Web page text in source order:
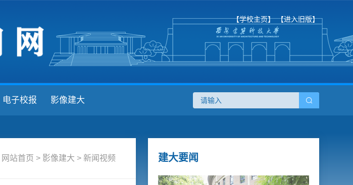
【学校主页】 【进入旧版】
电子校报 影像建大
网站首页 > 影像建大 > 新闻视频 建大要闻